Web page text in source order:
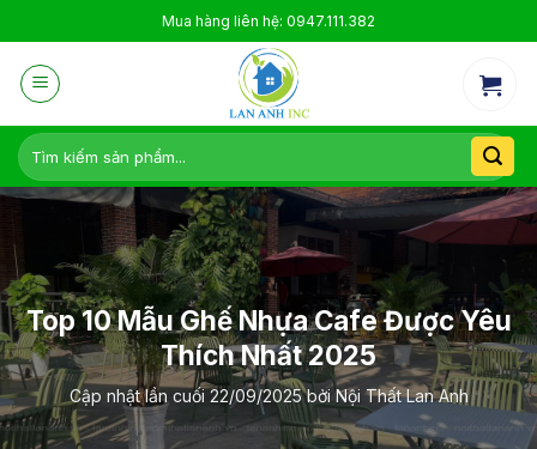
to
content
Mua hàng liên hệ: 0947.111.382
Tìm
kiếm:
Top 10 Mẫu Ghế Nhựa Cafe Được Yêu
Thích Nhất 2025
Cập nhật lần cuối22/09/2025bởiNội Thất Lan Anh